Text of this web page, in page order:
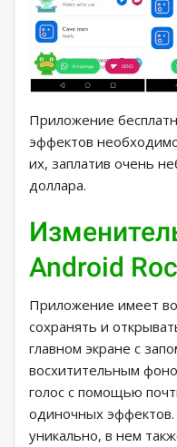
Приложение
эффектов
их, заплатив очень
доллара.
Android
Приложение имеет
сохранять и
главном экране с
восхитительным
голос с помощью
одиночных
уникально, в нем